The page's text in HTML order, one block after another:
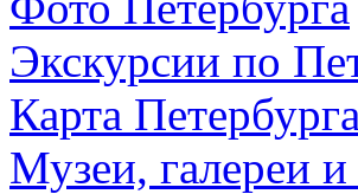
Экскурсии по
Карта Петербурга
Музеи, галереи